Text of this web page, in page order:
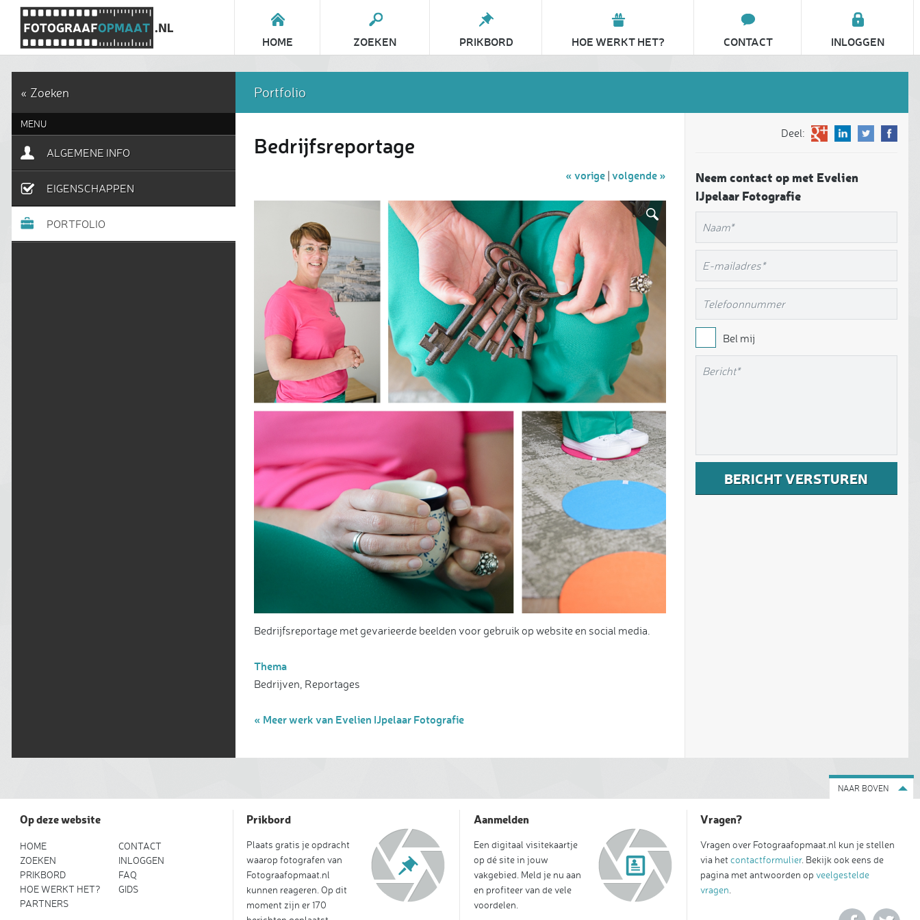
INLOGGEN
CONTACT
HOE WERKT HET?
PRIKBORD
ZOEKEN
HOME
« Zoeken
MENU
ALGEMENE INFO
EIGENSCHAPPEN
PORTFOLIO
Portfolio
Bedrijfsreportage
« vorige |volgende »
Bedrijfsreportage met gevarieerde beelden voor gebruik op website en social media.
Thema
Bedrijven, Reportages
« Meer werk van Evelien IJpelaar Fotografie
Deel:
Neem contact op met Evelien
IJpelaar Fotografie
Bel mij
NAAR BOVEN
Op deze website
HOME
CONTACT
ZOEKEN
INLOGGEN
PRIKBORD
FAQ
HOE WERKT HET?
GIDS
PARTNERS
Prikbord
Plaats gratis je opdracht
waarop fotografen van
Fotograafopmaat.nl
kunnen reageren. Op dit
moment zijn er 170
Aanmelden
Een digitaal visitekaartje
op dé site in jouw
vakgebied. Meld je nu aan
en profiteer van de vele
voordelen.
Vragen?
Vragen over Fotograafopmaat.nl kun je stellen
via hetcontactformulier. Bekijk ook eens de
pagina met antwoorden opveelgestelde
vragen